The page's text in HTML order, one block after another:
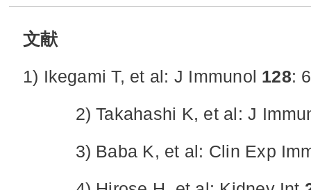
文献
1) Ikegami T, et al: J Immunol 128:
2) Takahashi K, et al: J
3) Baba K, et al: Clin Exp